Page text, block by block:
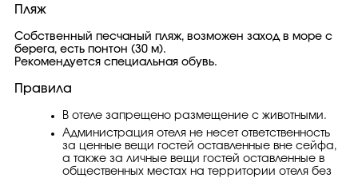
Пляж
Собственный песчаный пляж, возможен заход в море с
берега, есть понтон (30 м).
Рекомендуется специальная обувь.
Правила
В отеле запрещено размещение с животными.
Администрация отеля не несет ответственность
за ценные вещи гостей оставленные вне сейфа,
а также за личные вещи гостей оставленные в
общественных местах на территории отеля без